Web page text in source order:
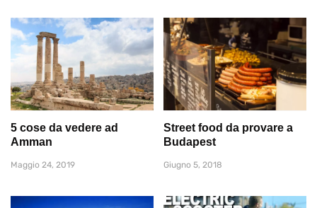
5 cose da vedere ad
Amman
Maggio 24, 2019
Street food da provare a
Budapest
Giugno 5, 2018